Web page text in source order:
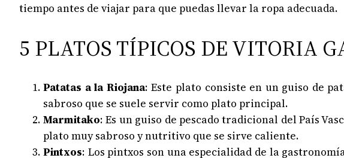
tiempo antes de viajar para que puedas llevar la ropa adecuada.
5 PLATOS TÍPICOS DE VITORIA
Patatas a la Riojana: Este plato consiste en un guiso de
sabroso que se suele servir como plato principal.
Marmitako: Es un guiso de pescado tradicional del País
plato muy sabroso y nutritivo que se sirve caliente.
Pintxos: Los pintxos son una especialidad de la